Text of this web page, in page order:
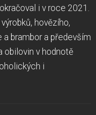
i v roce 2021.
hovězího,
brambor a především
obilovin v hodnotě
i